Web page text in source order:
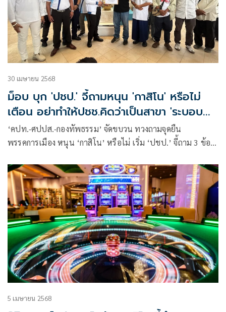
30 เมษายน 2568
ม็อบ บุก 'ปชป.' จี้ถามหนุน 'กาสิโน' หรือไม่
เตือน อย่าทำให้ปชช.คิดว่าเป็นสาขา 'ระบอบ
ทักษิณ'
‘คปท.-ศปปส.-กองทัพธรรม’ จัดขบวน ทวงถามจุดยืน
พรรคการเมือง หนุน ‘กาสิโน’ หรือไม่ เริ่ม ‘ปชป.’ จี้ถาม 3 ข้อ
ปชช.คิดว่าปชป.เป็นสาขาหนึ่งของ ‘ระบอบทักษิณ’ ด้าน ปชป.
รับเรื่อง ขอรอมติพรรค
5 เมษายน 2568